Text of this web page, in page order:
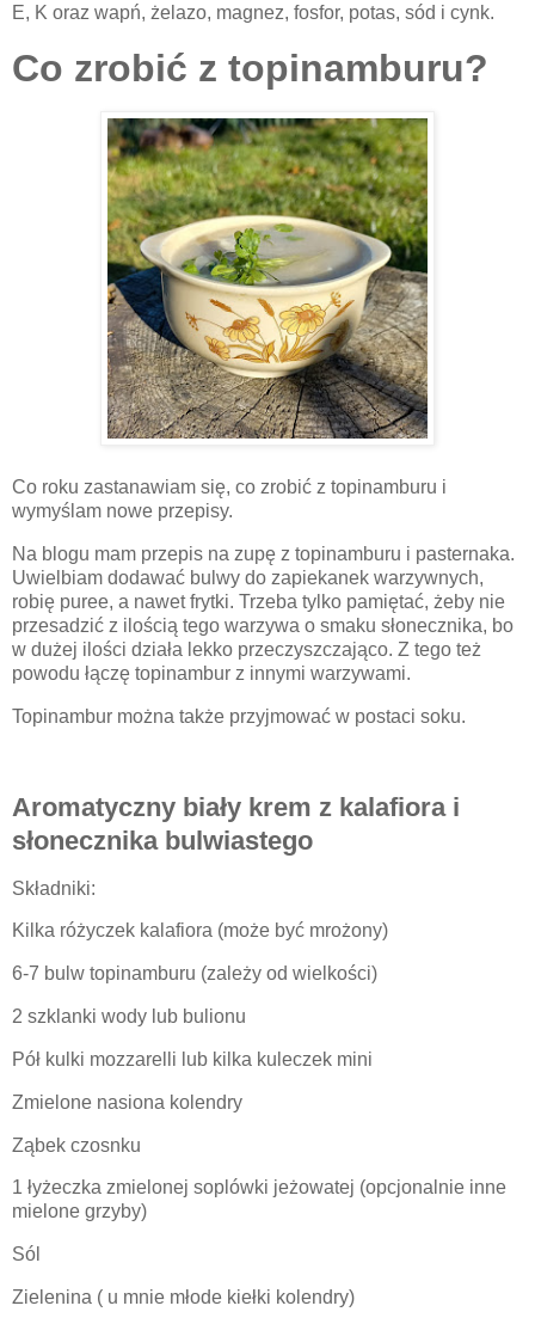
E, K oraz wapń, żelazo, magnez, fosfor, potas, sód i cynk.
Co zrobić z topinamburu?
Co roku zastanawiam się, co zrobić z topinamburu i
wymyślam nowe przepisy.
Na blogu mam przepis na zupę z topinamburu i pasternaka.
Uwielbiam dodawać bulwy do zapiekanek warzywnych,
robię puree, a nawet frytki. Trzeba tylko pamiętać, żeby nie
przesadzić z ilością tego warzywa o smaku słonecznika, bo
w dużej ilości działa lekko przeczyszczająco. Z tego też
powodu łączę topinambur z innymi warzywami.
Topinambur można także przyjmować w postaci soku.
Aromatyczny biały krem z kalafiora i
słonecznika bulwiastego
Składniki:
Kilka różyczek kalafiora (może być mrożony)
6-7 bulw topinamburu (zależy od wielkości)
2 szklanki wody lub bulionu
Pół kulki mozzarelli lub kilka kuleczek mini
Zmielone nasiona kolendry
Ząbek czosnku
1 łyżeczka zmielonej soplówki jeżowatej (opcjonalnie inne
mielone grzyby)
Sól
Zielenina ( u mnie młode kiełki kolendry)